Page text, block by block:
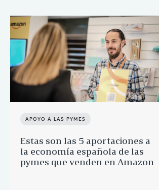
APOYO A LAS PYMES
Estas son las 5 aportaciones a
la economía española de las
pymes que venden en Amazon